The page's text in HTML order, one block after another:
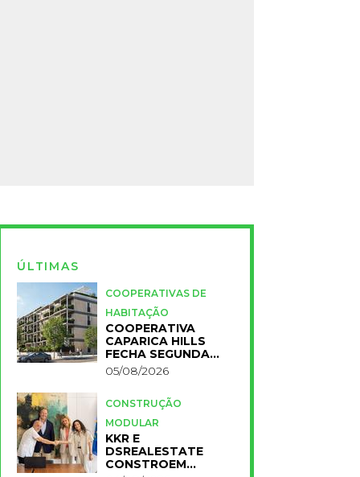
ÚLTIMAS
COOPERATIVAS DE
HABITAÇÃO
COOPERATIVA
CAPARICA HILLS
FECHA SEGUNDA
FASE DO PROJETO
05/08/2026
CONSTRUÇÃO
MODULAR
KKR E
DSREALESTATE
CONSTROEM